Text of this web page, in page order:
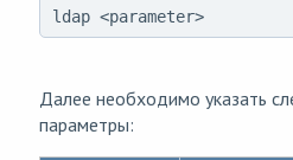
ldap <parameter>
Далее необходимо указать
параметры: